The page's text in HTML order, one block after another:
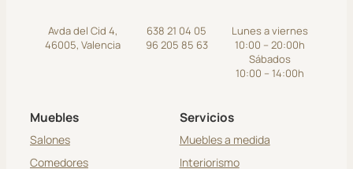
Avda del Cid 4,
46005, Valencia
638 21 04 05
96 205 85 63
Lunes a viernes
10:00 – 20:00h
Sábados
10:00 – 14:00h
Muebles
Salones
Comedores
Servicios
Muebles a medida
Interiorismo